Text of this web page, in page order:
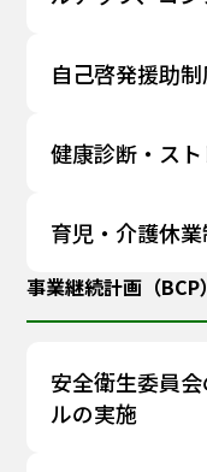
自己啓発援助
健康診断・ス
育児・介護休
事業継続計画（
安全衛生委員
ルの実施